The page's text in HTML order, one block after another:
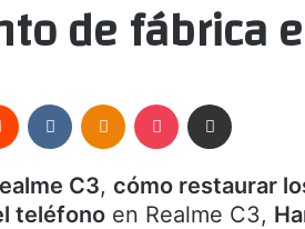
de fábrica
Reddit VKontakteOdnoklassniki
Pocket
C3, cómo restaurar
teléfono en Realme C3,